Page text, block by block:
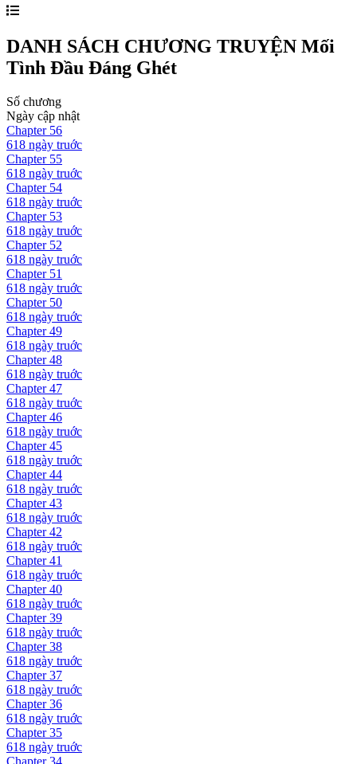
DANH SÁCH CHƯƠNG TRUYỆN Mối
Tình Đầu Đáng Ghét
Số chương
Ngày cập nhật
Chapter 56
618 ngày truớc
Chapter 55
618 ngày truớc
Chapter 54
618 ngày truớc
Chapter 53
618 ngày truớc
Chapter 52
618 ngày truớc
Chapter 51
618 ngày truớc
Chapter 50
618 ngày truớc
Chapter49
618 ngày truớc
Chapter48
618 ngày truớc
Chapter47
618 ngày truớc
Chapter46
618 ngày truớc
Chapter45
618 ngày truớc
Chapter44
618 ngày truớc
Chapter43
618 ngày truớc
Chapter42
618 ngày truớc
Chapter41
618 ngày truớc
Chapter40
618 ngày truớc
Chapter39
618 ngày truớc
Chapter38
618 ngày truớc
Chapter37
618 ngày truớc
Chapter36
618 ngày truớc
Chapter35
618 ngày truớc
Chapter 34